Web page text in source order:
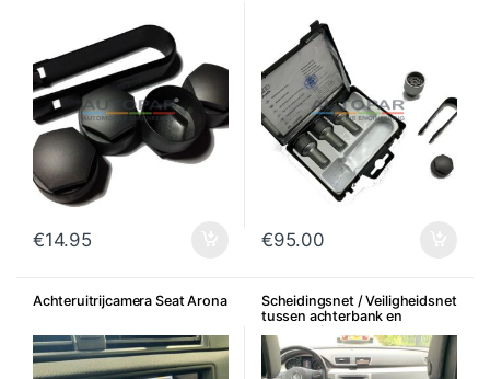
€14.95 €95.00
Achteruitrijcamera Seat Arona
Scheidingsnet / Veiligheidsnet
tussen achterbank en
voorstoelen